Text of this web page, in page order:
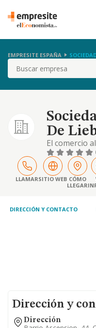
EMPRESITE ESPAÑA
Buscar
De
El comercio
toda clase de
explotacion
comidas y
bebidas sin
LLAMARSITIO WEB CÓMO
LLEGAR
DIRECCIÓN Y CONTACTO
Dirección y
Dirección